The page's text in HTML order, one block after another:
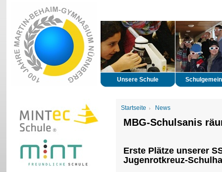
Unsere Schule
Startseite News
MBG-Schulsanis
Erste Plätze unserer
Jugenrotkreuz-